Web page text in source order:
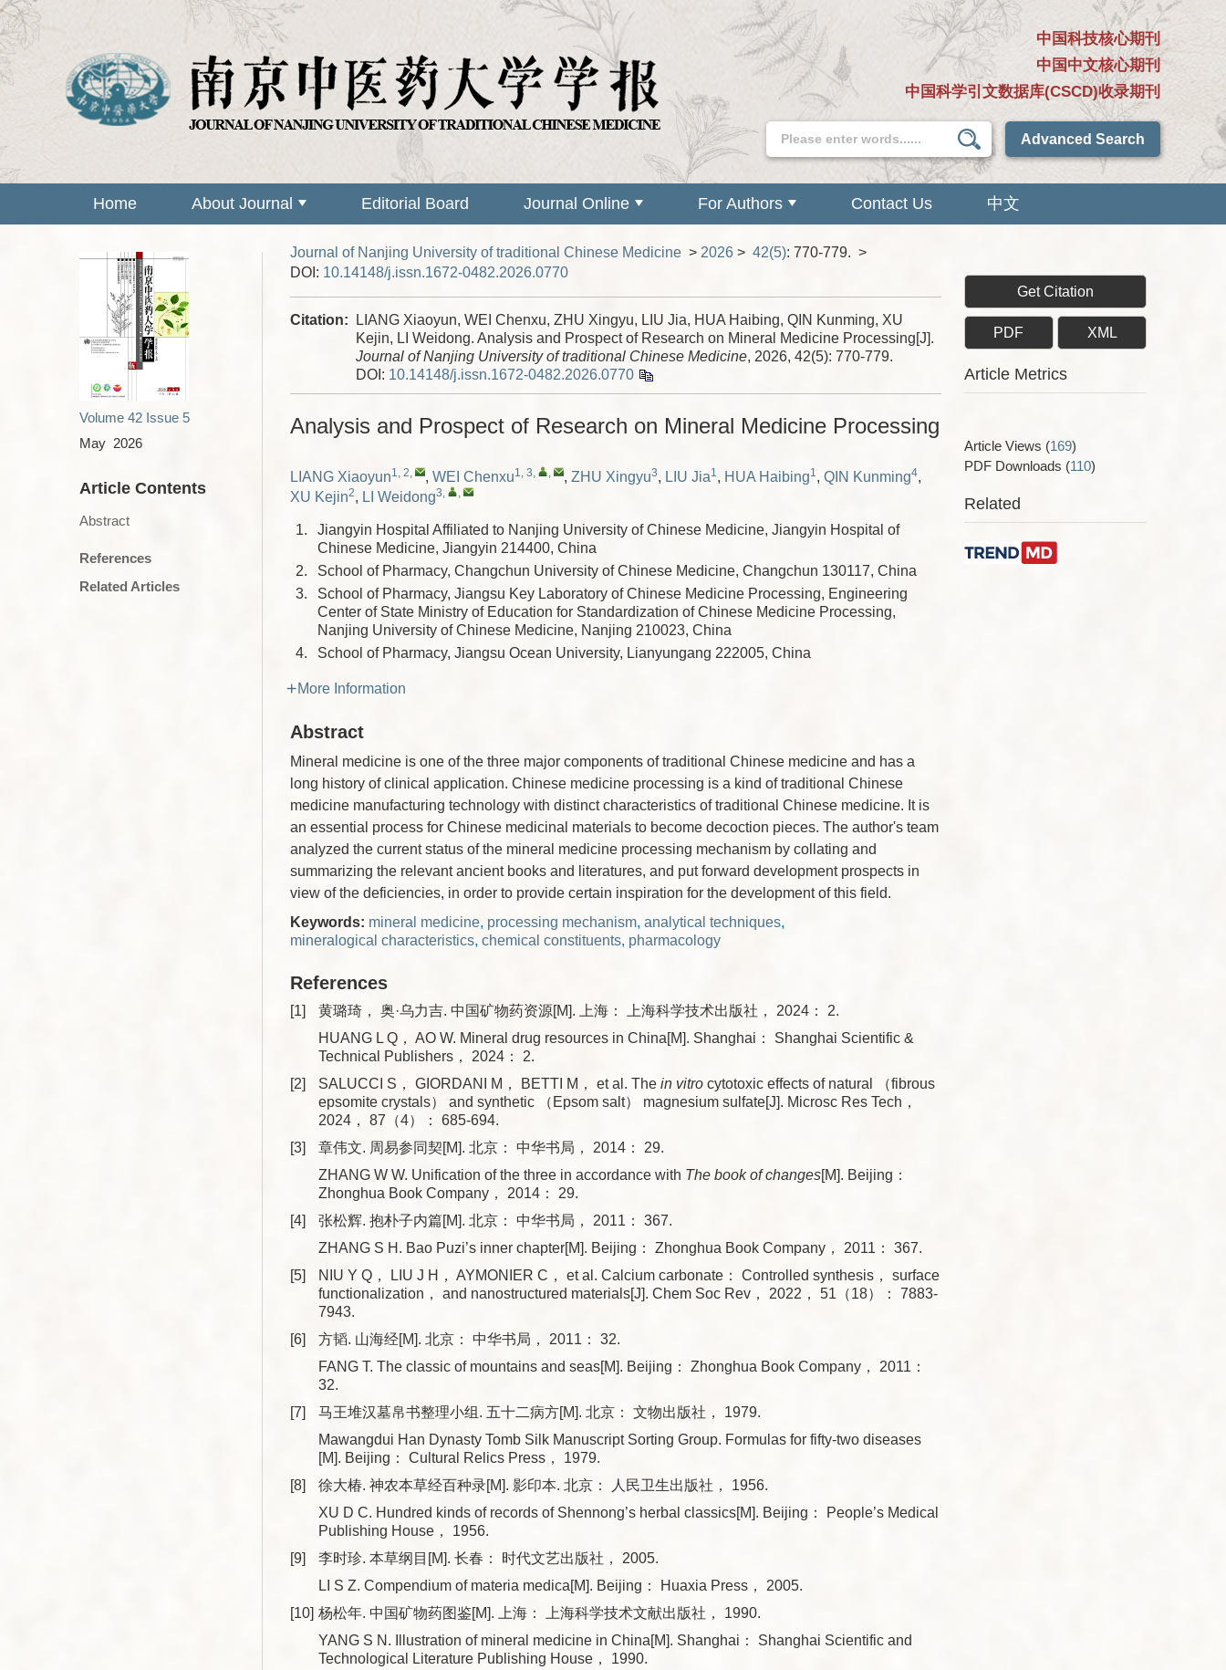
中国科技核心期刊
中国中文核心期刊
中国科学引文数据库(CSCD)收录期刊
Advanced Search
Home About Journal Editorial Board Journal Online For Authors Contact Us 中文
Volume 42 Issue 5
May 2026
Article Contents
Abstract
References
Related Articles
Journal of Nanjing University of traditional Chinese Medicine > 2026 > 42(5): 770-779. >
DOI: 10.14148/j.issn.1672-0482.2026.0770
Citation:
LIANG Xiaoyun, WEI Chenxu, ZHU Xingyu, LIU Jia, HUA Haibing, QIN Kunming, XU
Kejin, LI Weidong. Analysis and Prospect of Research on Mineral Medicine Processing[J].
Journal of Nanjing University of traditional Chinese Medicine, 2026, 42(5): 770-779.
DOI: 10.14148/j.issn.1672-0482.2026.0770
Analysis and Prospect of Research on Mineral Medicine Processing
LIANG Xiaoyun1, 2, , WEI Chenxu1, 3, , , ZHU Xingyu3, LIU Jia1, HUA Haibing1, QIN Kunming4,
XU Kejin2, LI Weidong3, ,
1.
Jiangyin Hospital Affiliated to Nanjing University of Chinese Medicine, Jiangyin Hospital of
Chinese Medicine, Jiangyin 214400, China
2.
School of Pharmacy, Changchun University of Chinese Medicine, Changchun 130117, China
3.
School of Pharmacy, Jiangsu Key Laboratory of Chinese Medicine Processing, Engineering
Center of State Ministry of Education for Standardization of Chinese Medicine Processing,
Nanjing University of Chinese Medicine, Nanjing 210023, China
4.
School of Pharmacy, Jiangsu Ocean University, Lianyungang 222005, China
More Information
Abstract
Mineral medicine is one of the three major components of traditional Chinese medicine and has a
long history of clinical application. Chinese medicine processing is a kind of traditional Chinese
medicine manufacturing technology with distinct characteristics of traditional Chinese medicine. It is
an essential process for Chinese medicinal materials to become decoction pieces. The author's team
analyzed the current status of the mineral medicine processing mechanism by collating and
summarizing the relevant ancient books and literatures, and put forward development prospects in
view of the deficiencies, in order to provide certain inspiration for the development of this field.
Keywords: mineral medicine, processing mechanism, analytical techniques,
mineralogical characteristics, chemical constituents, pharmacology
References
[1]
黄璐琦， 奥·乌力吉. 中国矿物药资源[M]. 上海： 上海科学技术出版社， 2024： 2.
HUANG L Q， AO W. Mineral drug resources in China[M]. Shanghai： Shanghai Scientific &
Technical Publishers， 2024： 2.
[2]
SALUCCI S， GIORDANI M， BETTI M， et al. The in vitro cytotoxic effects of natural （fibrous
epsomite crystals） and synthetic （Epsom salt） magnesium sulfate[J]. Microsc Res Tech，
2024， 87（4）： 685-694.
[3]
章伟文. 周易参同契[M]. 北京： 中华书局， 2014： 29.
ZHANG W W. Unification of the three in accordance with The book of changes[M]. Beijing：
Zhonghua Book Company， 2014： 29.
[4]
张松辉. 抱朴子内篇[M]. 北京： 中华书局， 2011： 367.
ZHANG S H. Bao Puzi’s inner chapter[M]. Beijing： Zhonghua Book Company， 2011： 367.
[5]
NIU Y Q， LIU J H， AYMONIER C， et al. Calcium carbonate： Controlled synthesis， surface
functionalization， and nanostructured materials[J]. Chem Soc Rev， 2022， 51（18）： 7883-
7943.
[6]
方韬. 山海经[M]. 北京： 中华书局， 2011： 32.
FANG T. The classic of mountains and seas[M]. Beijing： Zhonghua Book Company， 2011：
32.
[7]
马王堆汉墓帛书整理小组. 五十二病方[M]. 北京： 文物出版社， 1979.
Mawangdui Han Dynasty Tomb Silk Manuscript Sorting Group. Formulas for fifty-two diseases
[M]. Beijing： Cultural Relics Press， 1979.
[8]
徐大椿. 神农本草经百种录[M]. 影印本. 北京： 人民卫生出版社， 1956.
XU D C. Hundred kinds of records of Shennong’s herbal classics[M]. Beijing： People’s Medical
Publishing House， 1956.
[9]
李时珍. 本草纲目[M]. 长春： 时代文艺出版社， 2005.
LI S Z. Compendium of materia medica[M]. Beijing： Huaxia Press， 2005.
[10] 杨松年. 中国矿物药图鉴[M]. 上海： 上海科学技术文献出版社， 1990.
YANG S N. Illustration of mineral medicine in China[M]. Shanghai： Shanghai Scientific and
Technological Literature Publishing House， 1990.
Get Citation
PDF XML
Article Metrics
Article Views (169)
PDF Downloads (110)
Related